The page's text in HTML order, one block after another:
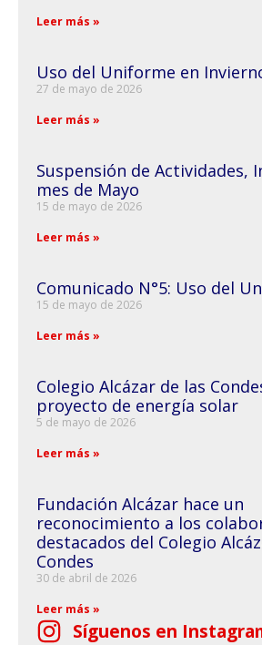
Leer más »
Uso del Uniforme en
27 de mayo de 2026
Leer más »
Suspensión de Actividades,
mes de Mayo
15 de mayo de 2026
Leer más »
Comunicado N°5: Uso del
15 de mayo de 2026
Leer más »
Colegio Alcázar de las
proyecto de energía solar
5 de mayo de 2026
Leer más »
Fundación Alcázar hace un
reconocimiento a los
destacados del Colegio
Condes
30 de abril de 2026
Leer más »
Síguenos en